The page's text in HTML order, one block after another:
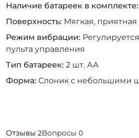
Наличие батареек в комплекте
Поверхность Мягкая,
Режим вибрации
пульта управления
Тип батареек 2 шт. АА
Форма Слоник с небольшими
Отзывы 2Вопросы 0